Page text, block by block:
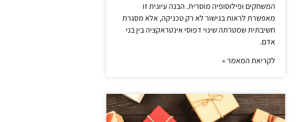
המשחקים ופילוסופיה מוסרית. הבנה עיונית זו
מאפשרת לראות בגישור לא רק טכניקה, אלא מסגרת
חשיבתית שמטרתה שינוי דפוסי אינטראקציה בין בני
אדם.
לקריאת המאמר »